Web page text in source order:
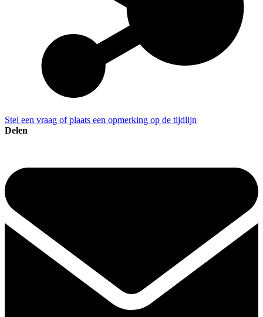
Stel een vraag of plaats een opmerking op de tijdlijn
Delen